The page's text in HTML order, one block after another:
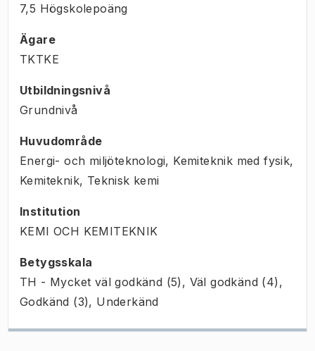
7,5 Högskolepoäng
Ägare
TKTKE
Utbildningsnivå
Grundnivå
Huvudområde
Energi- och miljöteknologi, Kemiteknik med fysik,
Kemiteknik, Teknisk kemi
Institution
KEMI OCH KEMITEKNIK
Betygsskala
TH - Mycket väl godkänd (5), Väl godkänd (4),
Godkänd (3), Underkänd